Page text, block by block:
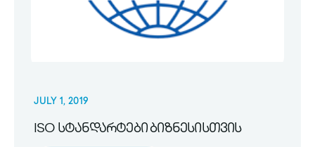
JULY 1, 2019
ISO სტანდარტები ბიზნესისთვის